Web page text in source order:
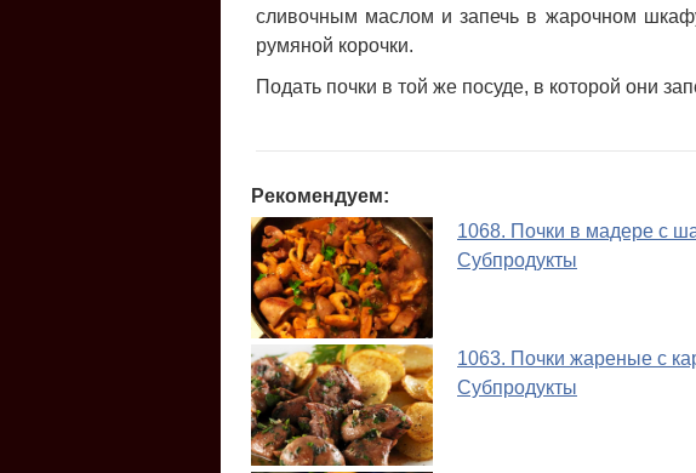
сливочным маслом и запечь в жарочном
румяной корочки.
Подать почки в той же посуде, в которой они
Рекомендуем:
1068. Почки в мадере с
Субпродукты
1063. Почки жареные с
Субпродукты